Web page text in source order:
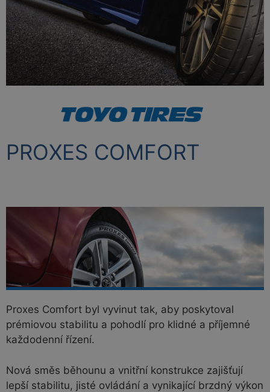
PROXES COMFORT
Proxes Comfort byl vyvinut tak, aby poskytoval
prémiovou stabilitu a pohodlí pro klidné a příjemné
každodenní řízení.
Nová směs běhounu a vnitřní konstrukce zajišťují
lepší stabilitu, jisté ovládání a vynikající brzdný výkon